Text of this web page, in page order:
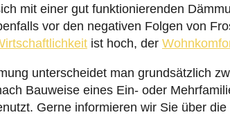
vor den negativen Folgen von
ist hoch, der
Bauweise eines Ein- oder
Gerne informieren wir Sie über
zu einem viel